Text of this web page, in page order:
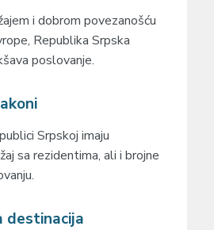
i dobrom povezanošću
Republika Srpska
poslovanje.
Srpskoj imaju
sa rezidentima, ali i brojne
destinacija